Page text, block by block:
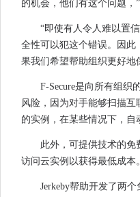
的机会，他们有这个问题，”
“即使有人令人难以置
全性可以犯这个错误。因此
果我们希望帮助组织更好地
F-Secure是向所有组织
风险，因为对手能够扫描
的实例，在某些情况下，自
此外，可提供技术的免
访问云实例以获得最低成本。
Jerkeby帮助开发了两